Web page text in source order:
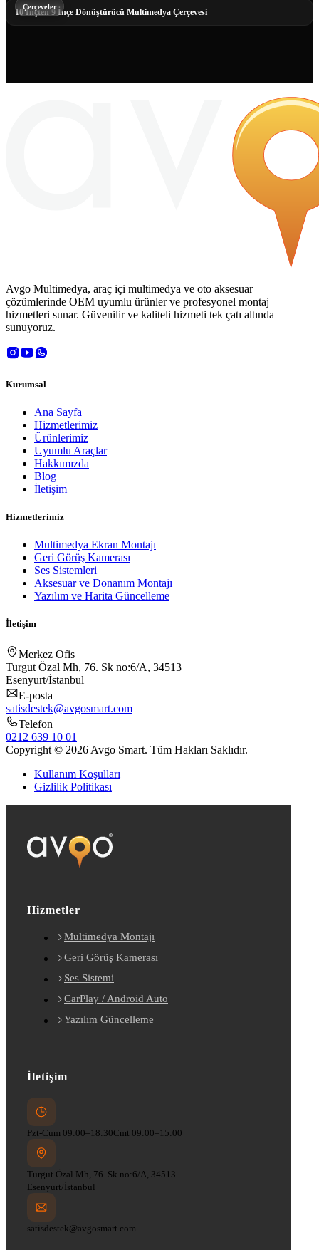
10 İnçten 9 İnçe Dönüştürücü Multimedya Çerçevesi
Çerçeveler
Avgo Multimedya, araç içi multimedya ve oto aksesuar
çözümlerinde OEM uyumlu ürünler ve profesyonel montaj
hizmetleri sunar. Güvenilir ve kaliteli hizmeti tek çatı altında
sunuyoruz.
Kurumsal
Ana Sayfa
Hizmetlerimiz
Ürünlerimiz
Uyumlu Araçlar
Hakkımızda
Blog
İletişim
Hizmetlerimiz
Multimedya Ekran Montajı
Geri Görüş Kamerası
Ses Sistemleri
Aksesuar ve Donanım Montajı
Yazılım ve Harita Güncelleme
İletişim
Merkez Ofis
Turgut Özal Mh, 76. Sk no:6/A, 34513
Esenyurt/İstanbul
E-posta
satisdestek@avgosmart.com
Telefon
0212 639 10 01
Copyright © 2026 Avgo Smart. Tüm Hakları Saklıdır.
Kullanım Koşulları
Gizlilik Politikası
Hizmetler
Multimedya Montajı
Geri Görüş Kamerası
Ses Sistemi
CarPlay / Android Auto
Yazılım Güncelleme
İletişim
Pzt-Cum 09:00–18:30Cmt 09:00–15:00
Turgut Özal Mh, 76. Sk no:6/A, 34513
Esenyurt/İstanbul
satisdestek@avgosmart.com